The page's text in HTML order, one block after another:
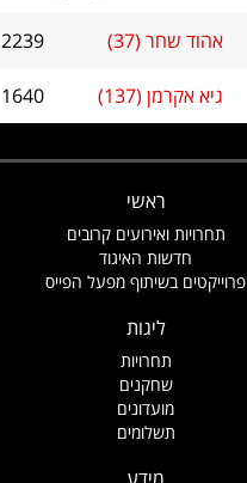
אהוד שחר (37) 2239
גיא אקרמן (137) 1640
ראשי
תחרויות ואירועים קרובים
חדשות האיגוד
פרוייקטים בשיתוף מפעל הפייס
ליגות
תחרויות
שחקנים
מועדונים
תשלומים